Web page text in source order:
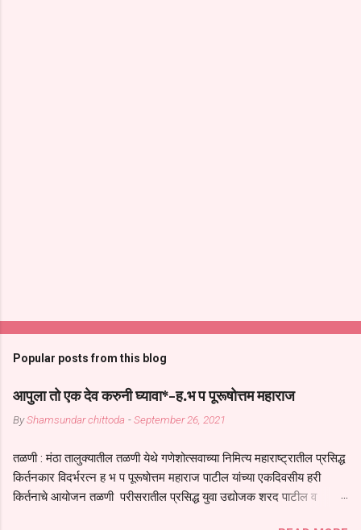
Popular posts from this blog
आपुला तो एक देव करुनी घ्यावा*-ह.भ प पूरूषोत्तम महाराज
ByShamsundar chittoda -September 26, 2021
तळणी : मंठा तालुक्यातील तळणी येथे गणेशोत्सवाच्या निमित्य महाराष्ट्रातील प्रसिद्ध
किर्तनकार विदर्भरत्न ह भ प पूरूषोत्तम महाराज पाटील यांच्या एकदिवसीय हरी
किर्तनाचे आयोजन तळणी परीसरातील प्रसिद्ध युवा उद्योजक शरद पाटील व